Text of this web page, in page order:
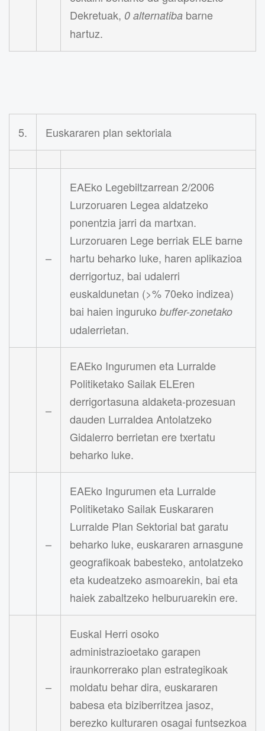
Dekretuak, 0 alternatiba barne
hartuz.
5. Euskararen plan sektoriala
–
EAEko Legebiltzarrean 2/2006
Lurzoruaren Legea aldatzeko
ponentzia jarri da martxan.
Lurzoruaren Lege berriak ELE barne
hartu beharko luke, haren aplikazioa
derrigortuz, bai udalerri
euskaldunetan (>% 70eko indizea)
bai haien inguruko buffer-zonetako
udalerrietan.
–
EAEko Ingurumen eta Lurralde
Politiketako Sailak ELEren
derrigortasuna aldaketa-prozesuan
dauden Lurraldea Antolatzeko
Gidalerro berrietan ere txertatu
beharko luke.
–
EAEko Ingurumen eta Lurralde
Politiketako Sailak Euskararen
Lurralde Plan Sektorial bat garatu
beharko luke, euskararen arnasgune
geografikoak babesteko, antolatzeko
eta kudeatzeko asmoarekin, bai eta
haiek zabaltzeko helburuarekin ere.
–
Euskal Herri osoko
administrazioetako garapen
iraunkorrerako plan estrategikoak
moldatu behar dira, euskararen
babesa eta biziberritzea jasoz,
berezko kulturaren osagai funtsezkoa